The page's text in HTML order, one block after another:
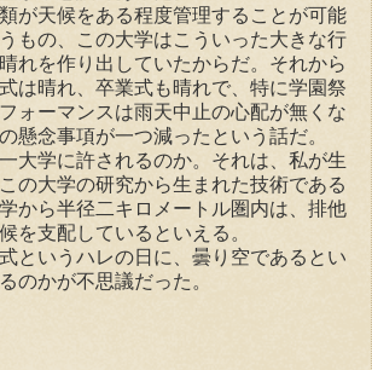
が天候をある程度管理することが可能
もの、この大学はこういった大きな行
れを作り出していたからだ。それから
は晴れ、卒業式も晴れで、特に学園祭
ォーマンスは雨天中止の心配が無くな
懸念事項が一つ減ったという話だ。
大学に許されるのか。それは、私が生
の大学の研究から生まれた技術である
から半径二キロメートル圏内は、排他
を支配しているといえる。
というハレの日に、曇り空であるとい
のかが不思議だった。